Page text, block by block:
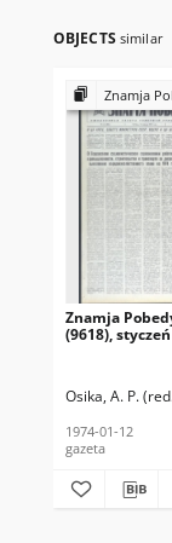
OBJECTS similar
Znamja
Znamja
(9618),
Osika, A. P.
1974-01-12
gazeta